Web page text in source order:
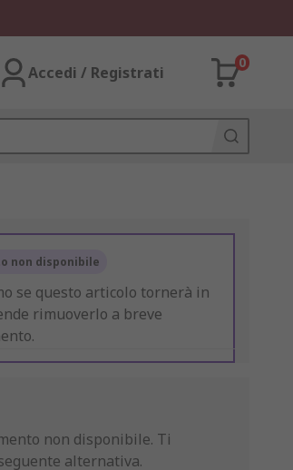
Accedi / Registrati
0
non disponibile
se questo articolo tornerà in
rimuoverlo a breve
non disponibile. Ti
alternativa.